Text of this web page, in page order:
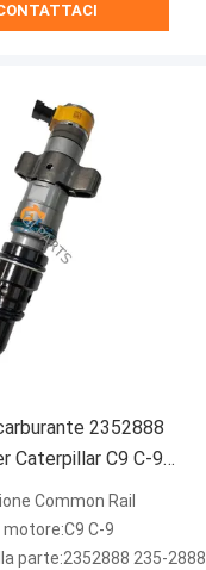
2352888
Caterpillar C9 C-9
Iniettore Common
Common Rail
motore:C9 C-9
parte:2352888 235-2888